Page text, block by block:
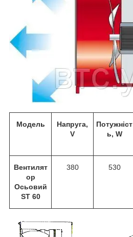
Модель
Напруга,
V
Потужніст
ь, W
Вентилят
ор
Осьовий
ST 60
380 530